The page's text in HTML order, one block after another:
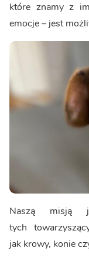
które znamy z
emocje – jest
Naszą misją
tych
jak krowy, konie